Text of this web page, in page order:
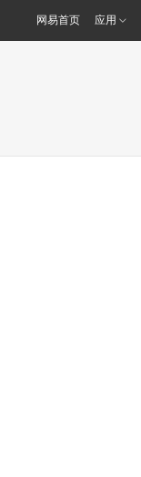
网易首页 应用